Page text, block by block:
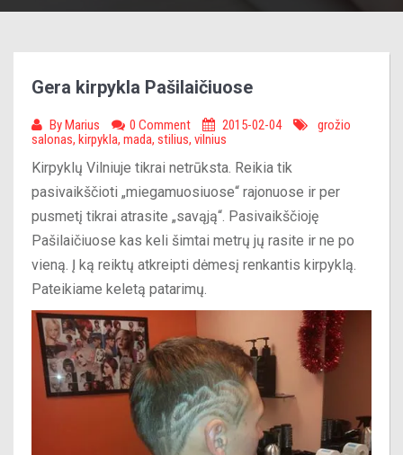
Gera kirpykla Pašilaičiuose
ByMarius 0 Comment 2015-02-04
grožio
salonas, kirpykla, mada, stilius, vilnius
Kirpyklų Vilniuje tikrai netrūksta. Reikia tik
pasivaikščioti „miegamuosiuose“ rajonuose ir per
pusmetį tikrai atrasite „savąją“. Pasivaikščioję
Pašilaičiuose kas keli šimtai metrų jų rasite ir ne po
vieną. Į ką reiktų atkreipti dėmesį renkantis kirpyklą.
Pateikiame keletą patarimų.